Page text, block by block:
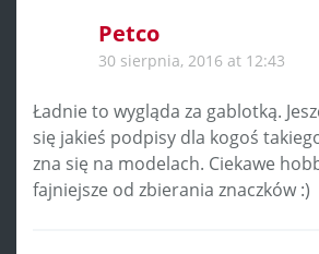
Petco
30 sierpnia, 2016 at 12:43
Ładnie to wygląda za gablotką.
się jakieś podpisy dla kogoś
zna się na modelach. Ciekawe
fajniejsze od zbierania znaczków :)